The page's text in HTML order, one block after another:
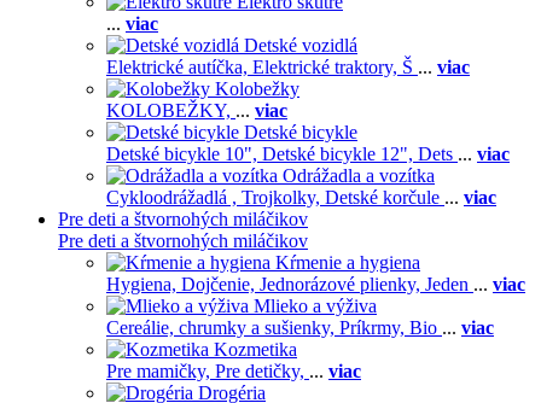
... viac
Detské vozidlá
Elektrické autíčka, Elektrické traktory, Š ... viac
Kolobežky
KOLOBEŽKY, ... viac
Detské bicykle
Detské bicykle 10", Detské bicykle 12", Dets ... viac
Odrážadla a vozítka
Cykloodrážadlá , Trojkolky, Detské korčule ... viac
Pre deti a štvornohých miláčikov
Pre deti a štvornohých miláčikov
Kŕmenie a hygiena
Hygiena, Dojčenie, Jednorázové plienky, Jeden ... viac
Mlieko a výživa
Cereálie, chrumky a sušienky, Príkrmy, Bio ... viac
Kozmetika
Pre mamičky, Pre detičky, ... viac
Drogéria